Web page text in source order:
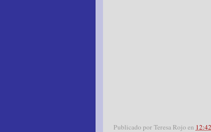
Publicado porTeresa Rojo en